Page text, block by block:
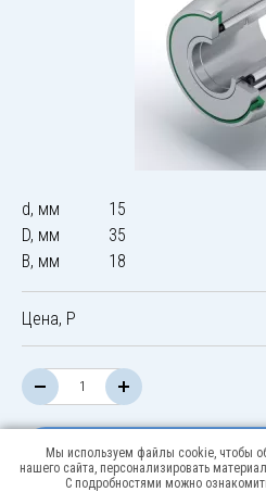
d, мм
15
D, мм
35
B, мм
18
Цена, Р
В
Мы используем файлы cookie, чтобы
нашего сайта, персонализировать
С подробностями можно